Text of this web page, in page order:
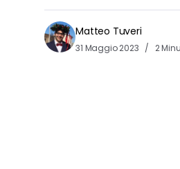
Matteo Tuveri
31 Maggio 2023 2